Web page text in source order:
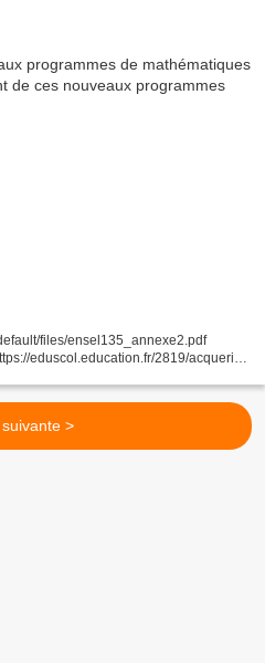
files/ensel135_annexe2.pdf
eduscol.education.fr/2819/acquerir-
files/ensel135_annexe4.pdf...
>